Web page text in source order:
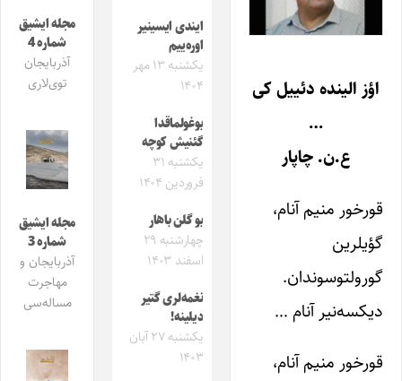
اؤز الینده دئییل کی
…
ع.ن. چاپار
قورخور منیم آنام،
گؤیلرین
گورولتوسوندان.
دیکسه‌نیر آنام …
قورخور منیم آنام،
ایندی ایسینیر
اوره‌ییم
یکشنبه ۱۳ مهر
۱۴۰۴
بوغولماقدا
گئنیش کوچه
یکشنبه ۳۱
فروردین ۱۴۰۴
بو گلن باهار
چهارشنبه ۲۹
اسفند ۱۴۰۳
نغمه‌لری گتیر
دیلینه!
یکشنبه ۲۷ آبان
۱۴۰۳
مجله ایشیق
شماره 4
آذربایجان
توی‌لاری
مجله ایشیق
شماره 3
آذربایجان و
مهاجرت
مساله‌سی